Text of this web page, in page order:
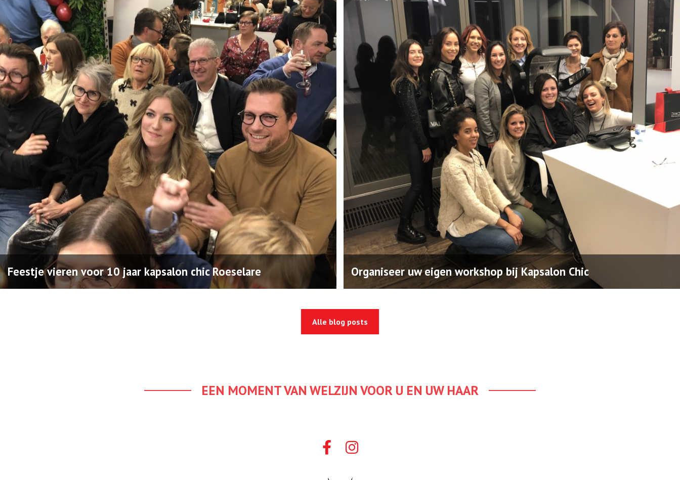
Feestje vieren voor 10 jaar kapsalon chic Roeselare Organiseer uw eigen workshop bij Kapsalon Chic
Alle blog posts
EEN MOMENT VAN WELZIJN VOOR U EN UW HAAR